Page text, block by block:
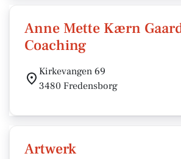
Anne Mette Kærn
Coaching
Kirkevangen 69
3480 Fredensborg
Artwerk